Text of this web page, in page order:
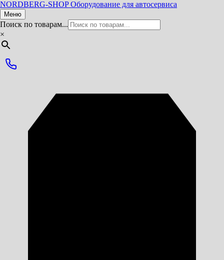
NORDBERG-SHOP Оборудование для автосервиса
Меню
Поиск по товарам...
×